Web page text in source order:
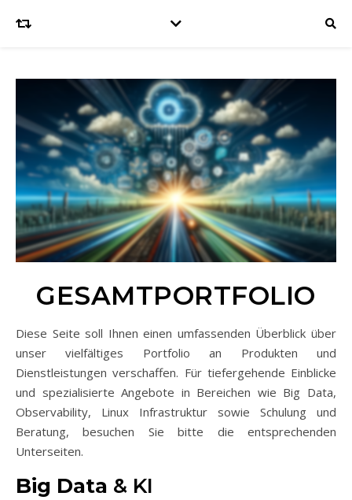
GESAMTPORTFOLIO
Diese Seite soll Ihnen einen umfassenden Überblick über
unser vielfältiges Portfolio an Produkten und
Dienstleistungen verschaffen. Für tiefergehende Einblicke
und spezialisierte Angebote in Bereichen wie Big Data,
Observability, Linux Infrastruktur sowie Schulung und
Beratung, besuchen Sie bitte die entsprechenden
Unterseiten.
Big Data & KI